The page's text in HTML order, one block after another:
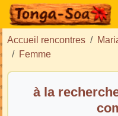
Accueil rencontres
Femme
à la